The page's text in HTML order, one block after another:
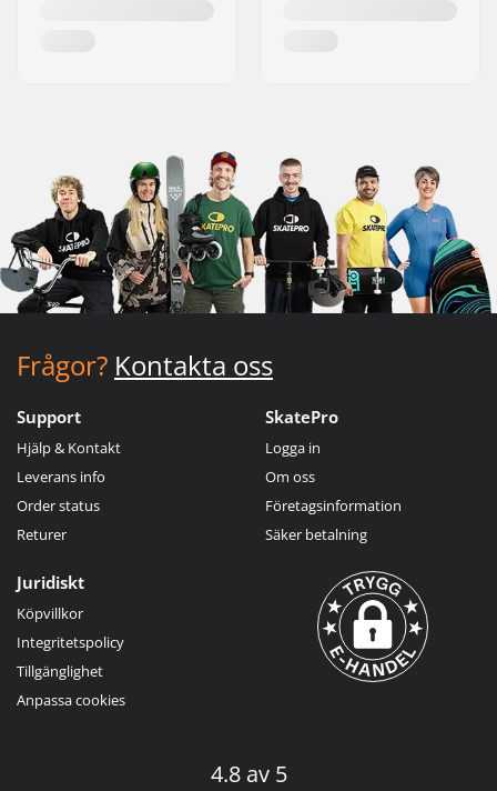
Frågor? Kontakta oss
Support
Hjälp & Kontakt
Leverans info
Order status
Returer
SkatePro
Logga in
Om oss
Företagsinformation
Säker betalning
Juridiskt
Köpvillkor
Integritetspolicy
Tillgänglighet
Anpassa cookies
4.8 av 5